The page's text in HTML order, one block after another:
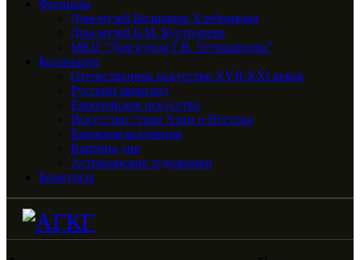
Филиалы
Дом-музей Велимира Хлебникова
Дом-музей Б.М. Кустодиева
МКЦ “Дом купца Г.В. Тетюшинова”
Коллекции
Отечественное искусство XVII-XXI веков
Русский авангард
Европейское искусство
Искусство стран Азии и Востока
Книжная коллекция
Картина дня
Астраханские художники
Конкурсы